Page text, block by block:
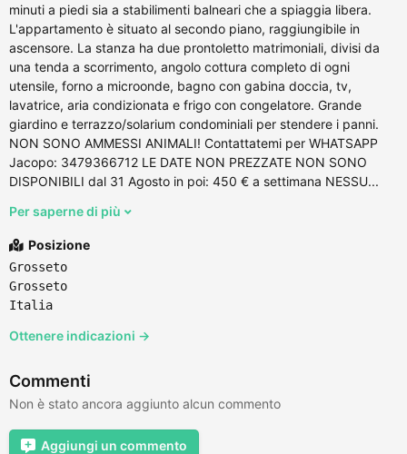
minuti a piedi sia a stabilimenti balneari che a spiaggia libera.
L'appartamento è situato al secondo piano, raggiungibile in
ascensore. La stanza ha due prontoletto matrimoniali, divisi da
una tenda a scorrimento, angolo cottura completo di ogni
utensile, forno a microonde, bagno con gabina doccia, tv,
lavatrice, aria condizionata e frigo con congelatore. Grande
giardino e terrazzo/solarium condominiali per stendere i panni.
NON SONO AMMESSI ANIMALI! Contattatemi per WHATSAPP
Jacopo: 3479366712 LE DATE NON PREZZATE NON SONO
DISPONIBILI dal 31 Agosto in poi: 450 € a settimana NESSU...
Per saperne di più
Posizione
Grosseto
Grosseto
Italia
Ottenere indicazioni →
Commenti
Non è stato ancora aggiunto alcun commento
Aggiungi un commento